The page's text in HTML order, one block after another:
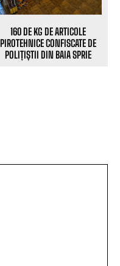
160 DE KG DE ARTICOLE
PIROTEHNICE CONFISCATE DE
POLIȚIȘTII DIN BAIA SPRIE